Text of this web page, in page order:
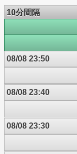
10分間隔
08/08 23:50
08/08 23:40
08/08 23:30